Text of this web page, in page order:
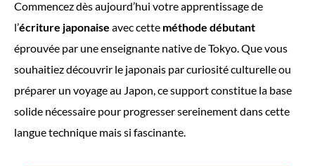
Commencez dès aujourd’hui votre apprentissage de
l’écriture japonaise avec cette méthode débutant
éprouvée par une enseignante native de Tokyo. Que vous
souhaitiez découvrir le japonais par curiosité culturelle ou
préparer un voyage au Japon, ce support constitue la base
solide nécessaire pour progresser sereinement dans cette
langue technique mais si fascinante.